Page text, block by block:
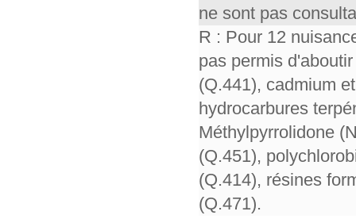
ne sont pas
R : Pour 12
pas permis
(Q.441), cadmium
hydrocarbures
Méthylpyrrolidone
(Q.451),
(Q.414), résines
(Q.471).